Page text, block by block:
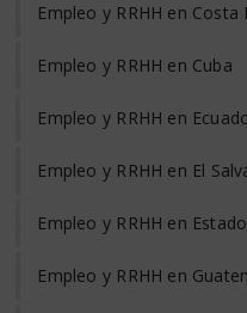
Empleo y RRHH en Costa
Empleo y RRHH en Cuba
Empleo y RRHH en
Empleo y RRHH en El
Empleo y RRHH en
Empleo y RRHH en